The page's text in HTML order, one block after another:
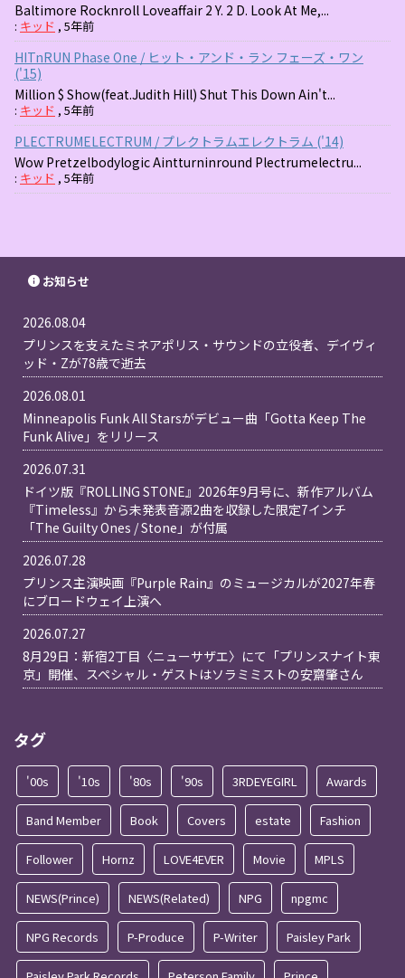
Baltimore Rocknroll Loveaffair 2 Y. 2 D. Look At Me,...
: キッド , 5年前
HITnRUN Phase One / ヒット・アンド・ラン フェーズ・ワン
('15)
Million $ Show(feat.Judith Hill) Shut This Down Ain't...
: キッド , 5年前
PLECTRUMELECTRUM / プレクトラムエレクトラム ('14)
Wow Pretzelbodylogic Aintturninround Plectrumelectru...
: キッド , 5年前
お知らせ
2026.08.04
プリンスを支えたミネアポリス・サウンドの立役者、デイヴィ
ッド・Zが78歳で逝去
2026.08.01
Minneapolis Funk All Starsがデビュー曲「Gotta Keep The
Funk Alive」をリリース
2026.07.31
ドイツ版『ROLLING STONE』2026年9月号に、新作アルバム
『Timeless』から未発表音源2曲を収録した限定7インチ
「The Guilty Ones / Stone」が付属
2026.07.28
プリンス主演映画『Purple Rain』のミュージカルが2027年春
にブロードウェイ上演へ
2026.07.27
8月29日：新宿2丁目〈ニューサザエ〉にて「プリンスナイト東
京」開催、スペシャル・ゲストはソラミミストの安齋肇さん
タグ
'00s '10s '80s '90s 3RDEYEGIRL Awards
Band Member Book Covers estate Fashion
Follower Hornz LOVE4EVER Movie MPLS
NEWS(Prince) NEWS(Related) NPG npgmc
NPG Records P-Produce P-Writer Paisley Park